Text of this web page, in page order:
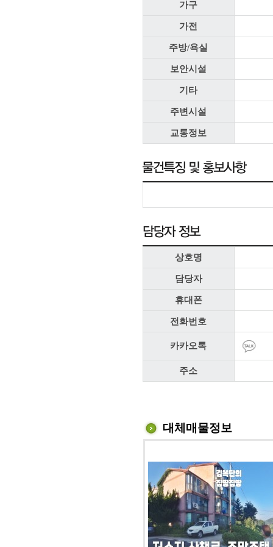
가구
가전
주방/욕실
보안시설
기타
주변시설
교통정보
상호명
담당자
휴대폰
전화번호
카카오톡
주소
대체매물정보